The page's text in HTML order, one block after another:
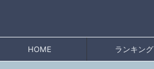
HOME ランキング